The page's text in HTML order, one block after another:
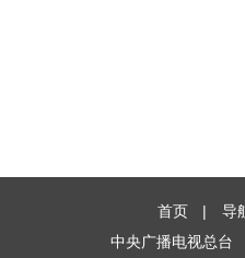
首页 | 导
中央广播电视总台